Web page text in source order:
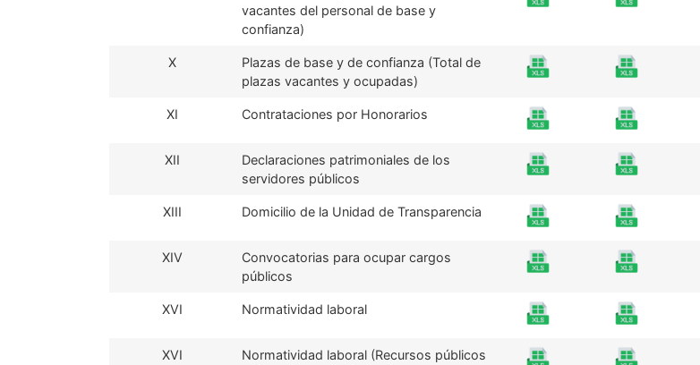
vacantes del personal de base y
confianza)
X
Plazas de base y de confianza (Total de
plazas vacantes y ocupadas)
XI Contrataciones por Honorarios
XII
Declaraciones patrimoniales de los
servidores públicos
XIII Domicilio de la Unidad de Transparencia
XIV
Convocatorias para ocupar cargos
públicos
XVI Normatividad laboral
XVI
Normatividad laboral (Recursos públicos